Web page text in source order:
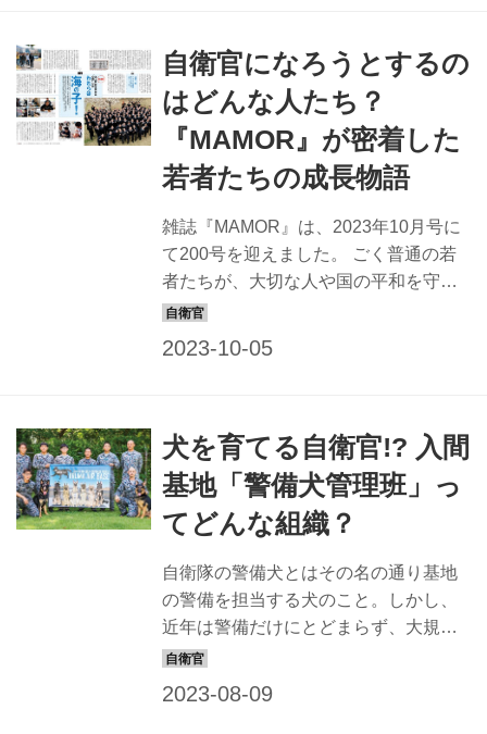
偵察機の運用がスタートするなど進化
している。自衛隊の偵察術について紹
介しよう。 軍隊における偵察任務と
は？ そもそも偵察は何のために行われ
るのか？ そしてその重要性は？ 陸上自
衛隊の元幹部自衛官で多数の著書もあ
る二見龍氏に、軍隊における偵察任務
の内容と大切さについて聞いてみた。
「軍隊にとって情報力は火力と同等、
いやそ...
自衛官になろうとするの
はどんな人たち？
『MAMOR』が密着した
若者たちの成長物語
雑誌『MAMOR』は、2023年10月号に
て200号を迎えました。 ごく普通の若
者たちが、大切な人や国の平和を守る
ため、日々、奮闘している姿を知って
熱くする。それが、国を守るために身
をていする若者に密着取材、となれば
なおさらのことだ。 ここで紹介する以
外にも同様の連載はあるが、今回はな
う。 10年以上たった今でも、掲載した
自衛官たちを、われわれスタッフは覚
えているし陰ながら応援してきた。ま
るで親戚の子を世に送り出...
犬を育てる自衛官!? 入間
基地「警備犬管理班」っ
てどんな組織？
自衛隊の警備犬とはその名の通り基地
の警備を担当する犬のこと。しかし、
近年は警備だけにとどまらず、大規模
災害地に赴き、捜索などの人命救助活